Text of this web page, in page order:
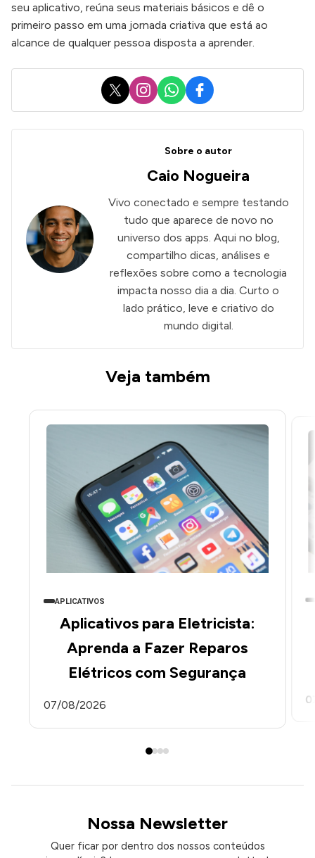
seu aplicativo, reúna seus materiais básicos e dê o
primeiro passo em uma jornada criativa que está ao
alcance de qualquer pessoa disposta a aprender.
X InstagramWhatsApp
Facebook
Sobre o autor
Caio Nogueira
Vivo conectado e sempre testando
tudo que aparece de novo no
universo dos apps. Aqui no blog,
compartilho dicas, análises e
reflexões sobre como a tecnologia
impacta nosso dia a dia. Curto o
lado prático, leve e criativo do
mundo digital.
Veja também
APLICATIVOS
Aplicativos para Eletricista:
Aprenda a Fazer Reparos
Elétricos com Segurança
07/08/2026
Nossa Newsletter
Quer ficar por dentro dos nossos conteúdos